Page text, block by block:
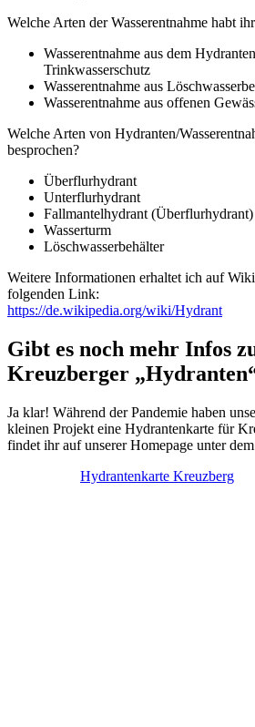
Welche Arten der Wasserentnahme habt
Wasserentnahme aus dem
Trinkwasserschutz
Wasserentnahme aus
Wasserentnahme aus offenen
Welche Arten von Hydranten/
besprochen?
Überflurhydrant
Unterflurhydrant
Fallmantelhydrant (Überflurhydrant)
Wasserturm
Löschwasserbehälter
Weitere Informationen erhaltet ich auf
folgenden Link:
https://de.wikipedia.org/wiki/Hydrant
Gibt es noch mehr Infos
Kreuzberger
Ja klar! Während der Pandemie haben
kleinen Projekt eine Hydrantenkarte für
findet ihr auf unserer Homepage unter
Hydrantenkarte Kreuzberg